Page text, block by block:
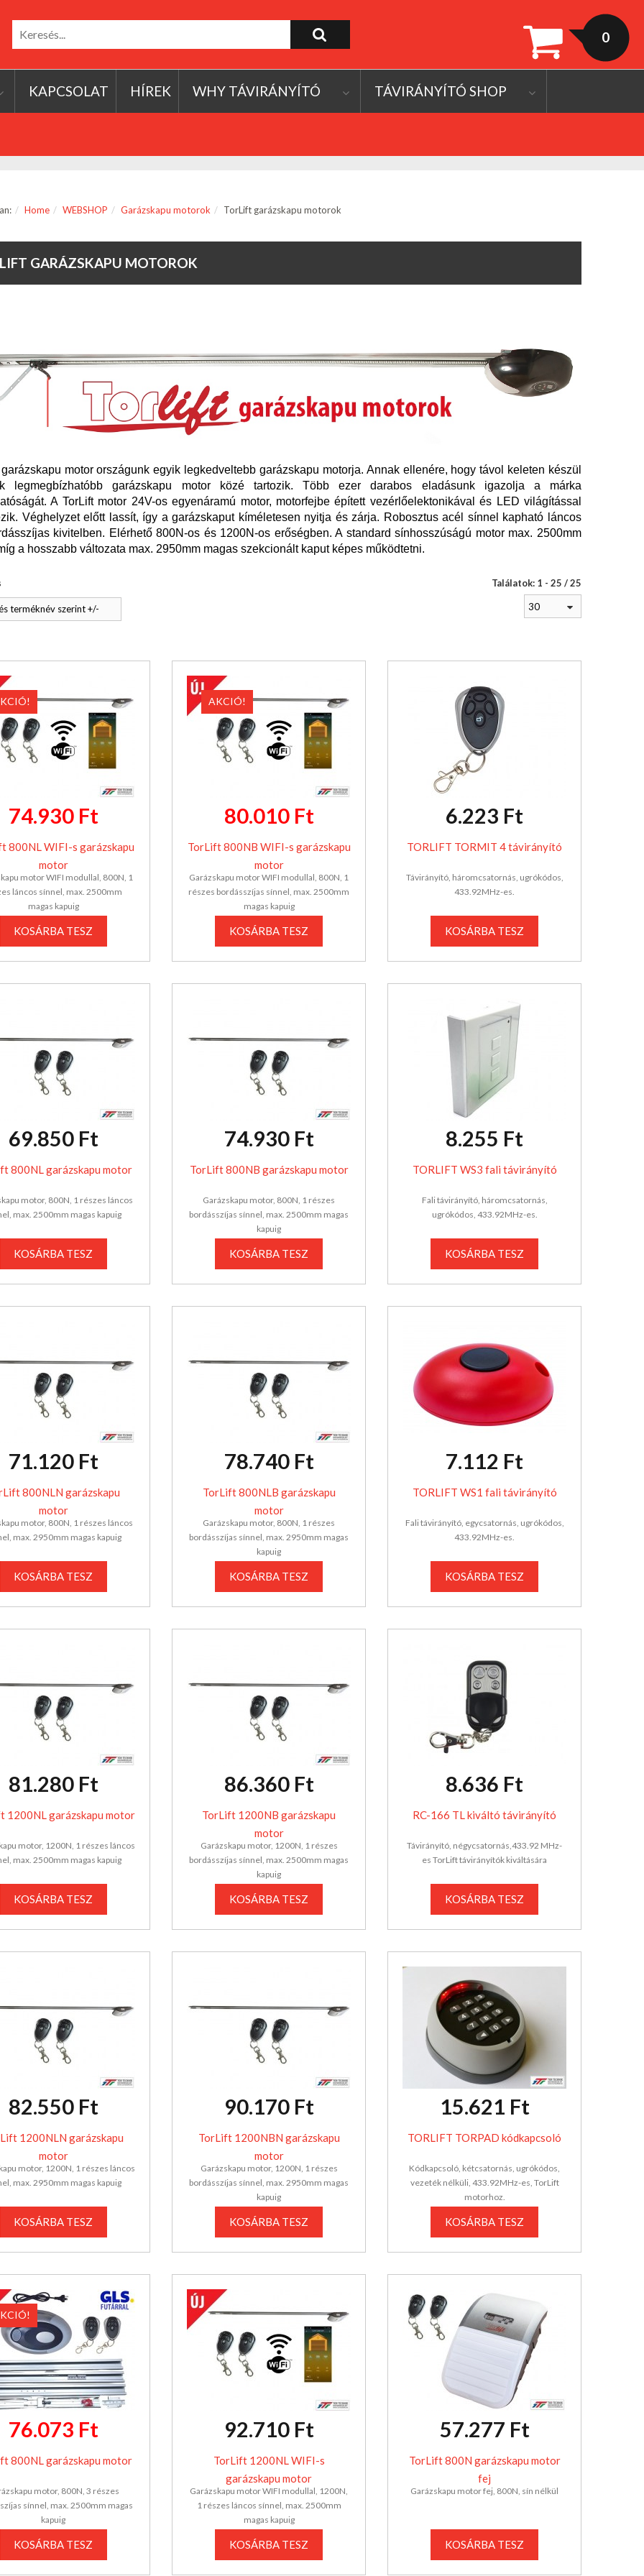
0
KAPCSOLAT HÍREK WHY TÁVIRÁNYÍTÓ TÁVIRÁNYÍTÓ SHOP
Home WEBSHOP Garázskapu motorok TorLift garázskapu motorok
GARÁZSKAPU MOTOROK
motor országunk egyik legkedveltebb garázskapu motorja. Annak ellenére, hogy távol keleten készül
legmegbízhatóbb garázskapu motor közé tartozik. Több ezer darabos eladásunk igazolja a márka
A TorLift motor 24V-os egyenáramú motor, motorfejbe épített vezérlőelektonikával és LED világítással
Véghelyzet előtt lassít, így a garázskaput kíméletesen nyitja és zárja. Robosztus acél sínnel kapható láncos
kivitelben. Elérhető 800N-os és 1200N-os erőségben. A standard sínhosszúságú motor max. 2500mm
a hosszabb változata max. 2950mm magas szekcionált kaput képes működtetni.
terméknév szerint +/-
Találatok: 1 - 25 / 25
30
74.930 Ft
800NL WIFI-s garázskapu
motor
motor WIFI modullal, 800N, 1
láncos sínnel, max. 2500mm
magas kapuig
KOSÁRBA TESZ
AKCIÓ!
80.010 Ft
TorLift 800NB WIFI-s garázskapu
motor
Garázskapu motor WIFI modullal, 800N, 1
részes bordásszíjas sínnel, max. 2500mm
magas kapuig
KOSÁRBA TESZ
6.223 Ft
TORLIFT TORMIT 4 távirányító
Távirányító, háromcsatornás, ugrókódos,
433.92MHz-es.
KOSÁRBA TESZ
69.850 Ft
800NL garázskapu motor
motor, 800N, 1 részes láncos
max. 2500mm magas kapuig
KOSÁRBA TESZ
74.930 Ft
TorLift 800NB garázskapu motor
Garázskapu motor, 800N, 1 részes
bordásszíjas sínnel, max. 2500mm magas
kapuig
KOSÁRBA TESZ
8.255 Ft
TORLIFT WS3 fali távirányító
Fali távirányító, háromcsatornás,
ugrókódos, 433.92MHz-es.
KOSÁRBA TESZ
71.120 Ft
800NLN garázskapu
motor
motor, 800N, 1 részes láncos
max. 2950mm magas kapuig
KOSÁRBA TESZ
78.740 Ft
TorLift 800NLB garázskapu
motor
Garázskapu motor, 800N, 1 részes
bordásszíjas sínnel, max. 2950mm magas
kapuig
KOSÁRBA TESZ
7.112 Ft
TORLIFT WS1 fali távirányító
Fali távirányító, egycsatornás, ugrókódos,
433.92MHz-es.
KOSÁRBA TESZ
81.280 Ft
1200NL garázskapu motor
motor, 1200N, 1 részes láncos
max. 2500mm magas kapuig
KOSÁRBA TESZ
86.360 Ft
TorLift 1200NB garázskapu
motor
Garázskapu motor, 1200N, 1 részes
bordásszíjas sínnel, max. 2500mm magas
kapuig
KOSÁRBA TESZ
8.636 Ft
RC-166 TL kiváltó távirányító
Távirányító, négycsatornás,433.92 MHz-
es TorLift távirányítók kiváltására
KOSÁRBA TESZ
82.550 Ft
1200NLN garázskapu
motor
motor, 1200N, 1 részes láncos
max. 2950mm magas kapuig
KOSÁRBA TESZ
90.170 Ft
TorLift 1200NBN garázskapu
motor
Garázskapu motor, 1200N, 1 részes
bordásszíjas sínnel, max. 2950mm magas
kapuig
KOSÁRBA TESZ
15.621 Ft
TORLIFT TORPAD kódkapcsoló
Kódkapcsoló, kétcsatornás, ugrókódos,
vezeték nélküli, 433.92MHz-es, TorLift
motorhoz.
KOSÁRBA TESZ
76.073 Ft
800NL garázskapu motor
motor, 800N, 3 részes
sínnel, max. 2500mm magas
kapuig
KOSÁRBA TESZ
92.710 Ft
TorLift 1200NL WIFI-s
garázskapu motor
Garázskapu motor WIFI modullal, 1200N,
1 részes láncos sínnel, max. 2500mm
magas kapuig
KOSÁRBA TESZ
57.277 Ft
TorLift 800N garázskapu motor
fej
Garázskapu motor fej, 800N, sín nélkül
KOSÁRBA TESZ